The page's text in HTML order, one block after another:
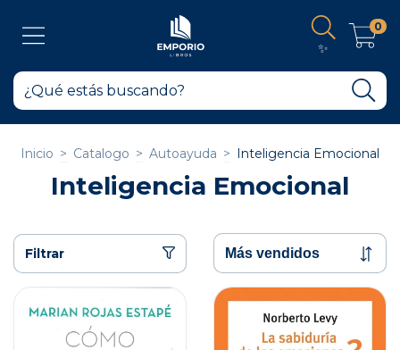
✨
0
Inicio > Catalogo > Autoayuda > Inteligencia Emocional
Inteligencia Emocional
Filtrar